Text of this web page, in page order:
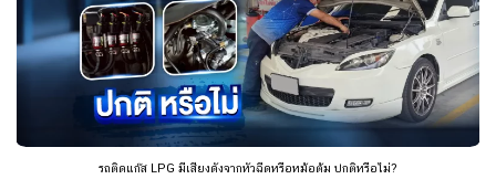
รถติดแก๊ส LPG มีเสียงดังจากหัวฉีดหรือหม้อต้ม ปกติหรือไม่?